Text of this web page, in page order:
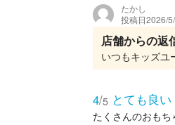
たかし
投稿日2026/
店舗からの返
4/5 とても良い
たくさんのおも